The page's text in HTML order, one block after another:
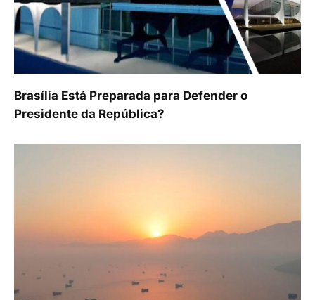
Brasília Está Preparada para Defender o
Presidente da República?